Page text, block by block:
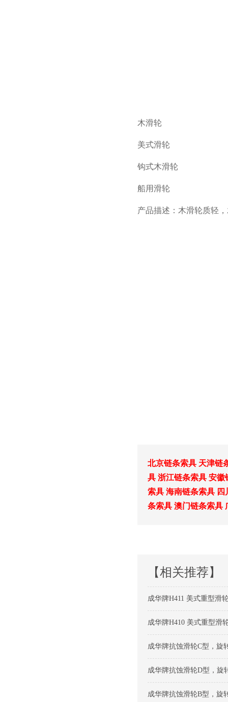
木滑轮
美式滑轮
钩式木滑轮
船用滑轮
产品描述：木滑轮质轻
北京链条索具 天津链
具 浙江链条索具 安徽
索具 海南链条索具 四
条索具 澳门链条索具
【相关推荐】
成华牌H411 美式重型滑
成华牌H410 美式重型滑
成华牌抗蚀滑轮C型，旋
成华牌抗蚀滑轮D型，旋
成华牌抗蚀滑轮B型，旋